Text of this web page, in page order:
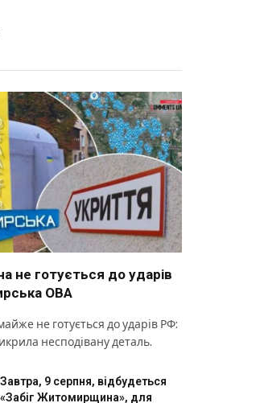
не готується до ударів
ОВА
не готується до ударів РФ:
несподівану деталь.
Завтра, 9 серпня, відбудеться
«Забіг Житомирщина», для